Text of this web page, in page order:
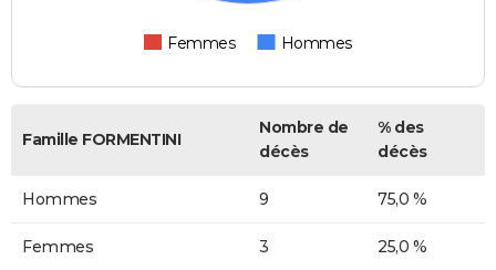
Femmes Hommes
Famille FORMENTINI
Nombre de
décès
% des
décès
Hommes 9 75,0 %
Femmes 3 25,0 %